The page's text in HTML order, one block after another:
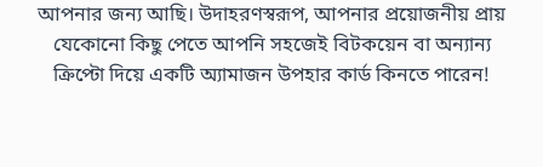
আপনার জন্য আছি। উদাহরণস্বরূপ, আপনার প্রয়োজনীয় প্রায়
যেকোনো কিছু পেতে আপনি সহজেই বিটকয়েন বা অন্যান্য
ক্রিপ্টো দিয়ে একটি অ্যামাজন উপহার কার্ড কিনতে পারেন!